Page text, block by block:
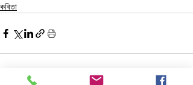
কবিতা